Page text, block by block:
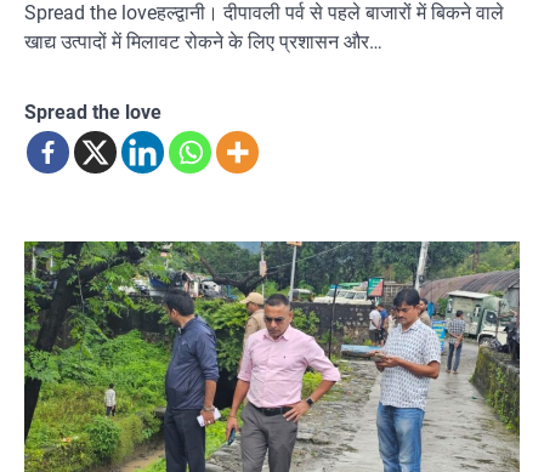
Spread the loveहल्द्वानी। दीपावली पर्व से पहले बाजारों में बिकने वाले
खाद्य उत्पादों में मिलावट रोकने के लिए प्रशासन और…
Spread the love